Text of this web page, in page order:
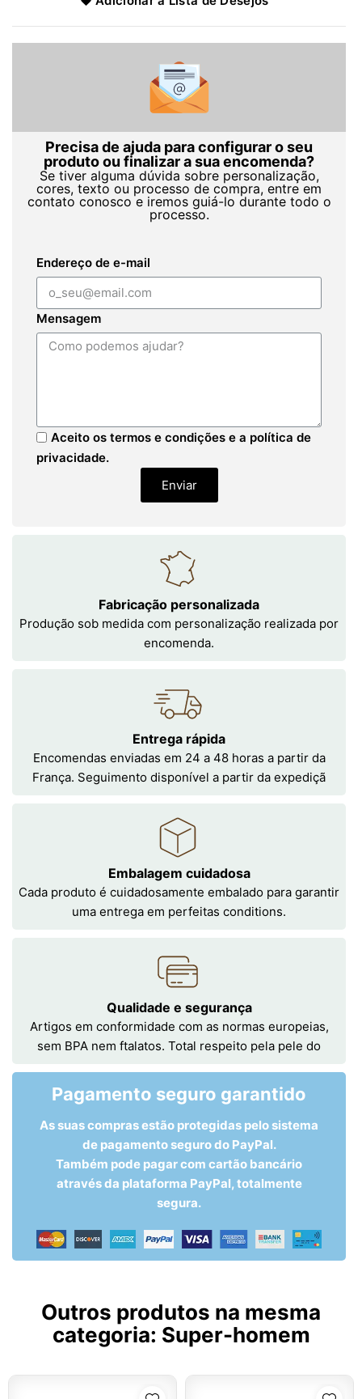
Precisa de ajuda para configurar o seu
produto ou finalizar a sua encomenda?
Se tiver alguma dúvida sobre personalização,
cores, texto ou processo de compra, entre em
contato conosco e iremos guiá-lo durante todo o
processo.
Endereço de e-mail
Mensagem
Aceito os termos e condições e a política de
privacidade.
Enviar
Fabricação personalizada
Produção sob medida com personalização realizada por
encomenda.
Entrega rápida
Encomendas enviadas em 24 a 48 horas a partir da
França. Seguimento disponível a partir da expediçã
Embalagem cuidadosa
Cada produto é cuidadosamente embalado para garantir
uma entrega em perfeitas conditions.
Qualidade e segurança
Artigos em conformidade com as normas europeias,
sem BPA nem ftalatos. Total respeito pela pele do
Pagamento seguro garantido
As suas compras estão protegidas pelo sistema
de pagamento seguro do PayPal.
Também pode pagar com cartão bancário
através da plataforma PayPal, totalmente
segura.
Outros produtos na mesma
categoria: Super-homem